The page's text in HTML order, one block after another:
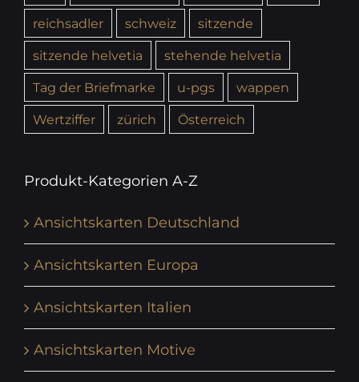
reichsadler
schweiz
sitzende
sitzende helvetia
stehende helvetia
Tag der Briefmarke
u-pgs
wappen
Wertziffer
zürich Österreich
Produkt-Kategorien A-Z
Ansichtskarten Deutschland
Ansichtskarten Europa
Ansichtskarten Italien
Ansichtskarten Motive